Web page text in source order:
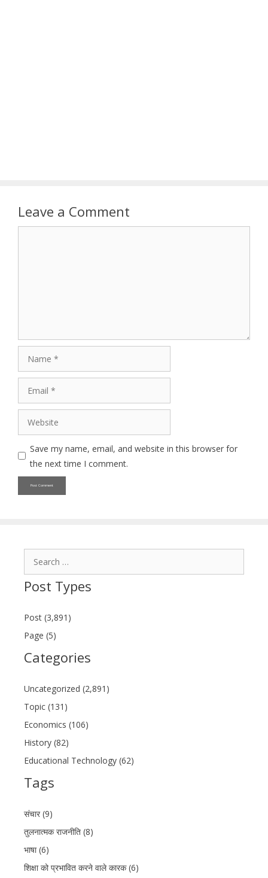
Leave a Comment
Save my name, email, and website in this browser for
the next time I comment.
Post Types
Post (3,891)
Page (5)
Categories
Uncategorized (2,891)
Topic (131)
Economics (106)
History (82)
Educational Technology (62)
Tags
संचार (9)
तुलनात्मक राजनीति (8)
भाषा (6)
शिक्षा को प्रभावित करने वाले कारक (6)